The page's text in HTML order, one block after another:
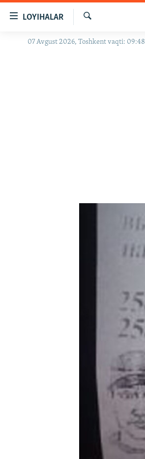
Бош
LOYIHALAR
OZODLIK SURISHTIRUVLARI
Излаш
07 Avgust 2026, Toshkent vaqti: 09:48